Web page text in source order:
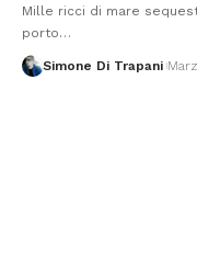
Mille ricci di mare
porto…
Simone Di Trapani